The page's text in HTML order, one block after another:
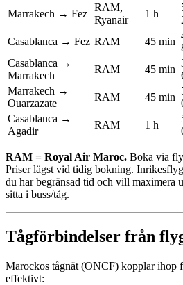
Marrakech → Fez
RAM,
Ryanair
1 h
Casablanca → Fez RAM 45 min
Casablanca →
Marrakech
RAM 45 min
Marrakech →
Ouarzazate
RAM 45 min
Casablanca →
Agadir
RAM 1 h
RAM = Royal Air Maroc. Boka via
Priser lägst vid tidig bokning.
du har begränsad tid och vill maximera
sitta i buss/tåg.
Tågförbindelser från
Marockos tågnät (ONCF) kopplar ihop
effektivt: